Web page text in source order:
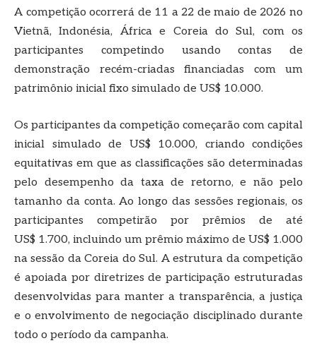
A competição ocorrerá de 11 a 22 de maio de 2026 no
Vietnã, Indonésia, África e Coreia do Sul, com os
participantes competindo usando contas de
demonstração recém-criadas financiadas com um
patrimônio inicial fixo simulado de US$ 10.000.
Os participantes da competição começarão com capital
inicial simulado de US$ 10.000, criando condições
equitativas em que as classificações são determinadas
pelo desempenho da taxa de retorno, e não pelo
tamanho da conta. Ao longo das sessões regionais, os
participantes competirão por prêmios de até
US$ 1.700, incluindo um prêmio máximo de US$ 1.000
na sessão da Coreia do Sul. A estrutura da competição
é apoiada por diretrizes de participação estruturadas
desenvolvidas para manter a transparência, a justiça
e o envolvimento de negociação disciplinado durante
todo o período da campanha.